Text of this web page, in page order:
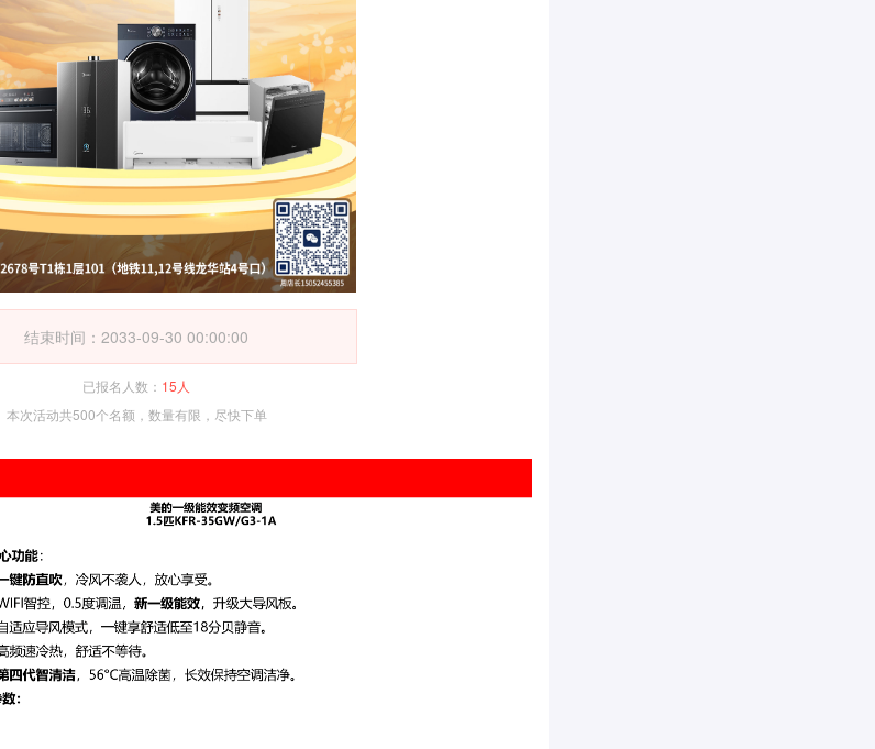
结束时间：2033-09-30 00:00:00
已报名人数： 15人
本次活动共500个名额，数量有限，尽快下单